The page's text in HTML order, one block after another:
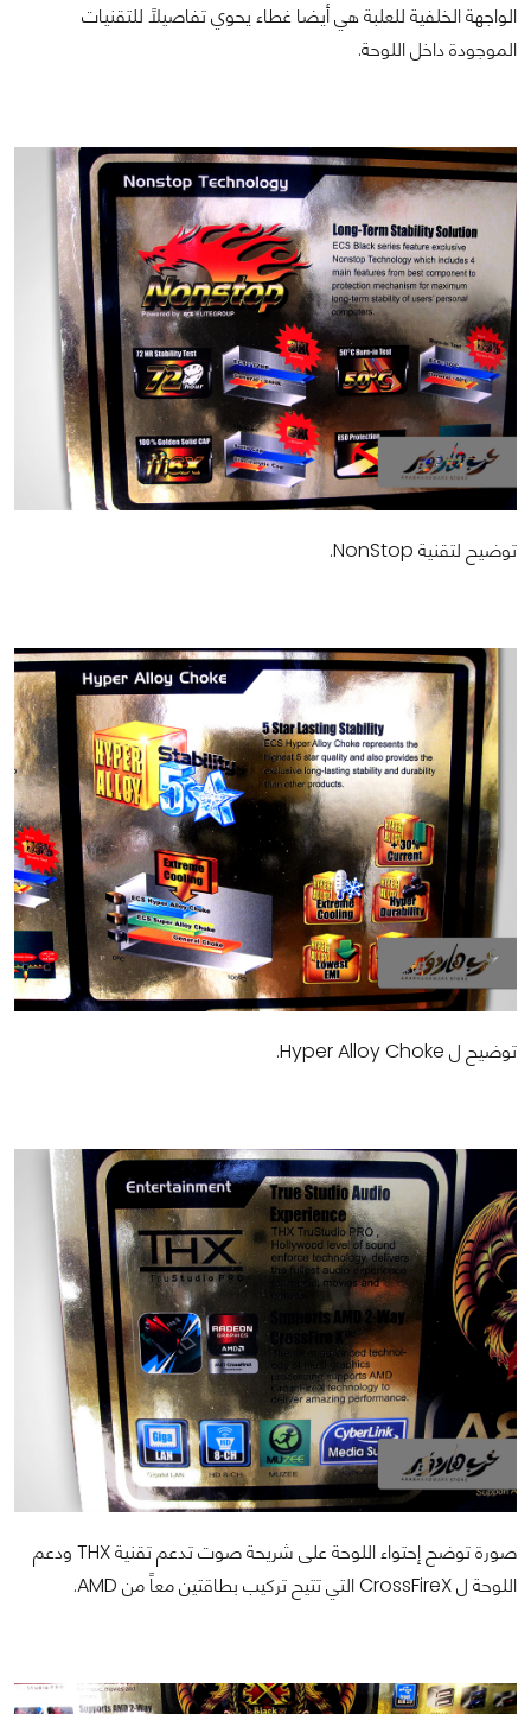
الواجهة الخلفية للعلبة هي أيضا غطاء يحوي تفاصيلاً للتقنيات
الموجودة داخل اللوحة.
توضيح لتقنية NonStop.
توضيح ل Hyper Alloy Choke.
صورة توضح إحتواء اللوحة على شريحة صوت تدعم تقنية THX ودعم
اللوحة ل CrossFireX التي تتيح تركيب بطاقتين معاً من AMD.